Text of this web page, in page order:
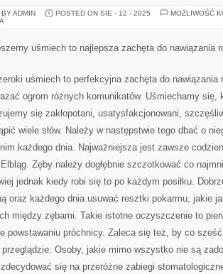
ADMIN POSTED ON SIE - 12 - 2025
MOŻLIWOŚĆ
uśmiech to najlepsza zachęta do nawiązania
uśmiech to perfekcyjna zachęta do nawiązania
ogrom różnych komunikatów. Uśmiechamy się,
się zakłopotani, usatysfakcjonowani,
wiele słów. Należy w następstwie tego dbać o
każdego dnia. Najważniejsza jest zawsze
Zęby należy dogłębnie szczotkować co
jednak kiedy robi się to po każdym posiłku.
oraz każdego dnia usuwać resztki pokarmu, jakie
między zębami. Takie istotne oczyszczenie to
powstawaniu próchnicy. Zaleca się też, by co
Osoby, jakie mimo wszystko nie są
się na przeróżne zabiegi